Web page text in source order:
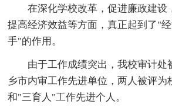
在深化学校改革，促进廉政建设
提高经济效益等方面，真正起到了"
手"的作用。
由于工作成绩突出，我校审计处
乡市内审工作先进单位，两人被评为
和"三育人"工作先进个人。